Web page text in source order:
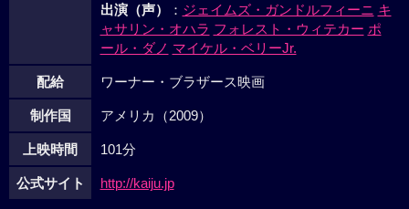
出演（声）
： ジェイムズ・ガンドルフィーニ キ
ャサリン・オハラ フォレスト・ウィテカー ポ
ール・ダノ マイケル・ベリーJr.
配給 ワーナー・ブラザース映画
制作国 アメリカ（2009）
上映時間 101分
公式サイト http://kaiju.jp